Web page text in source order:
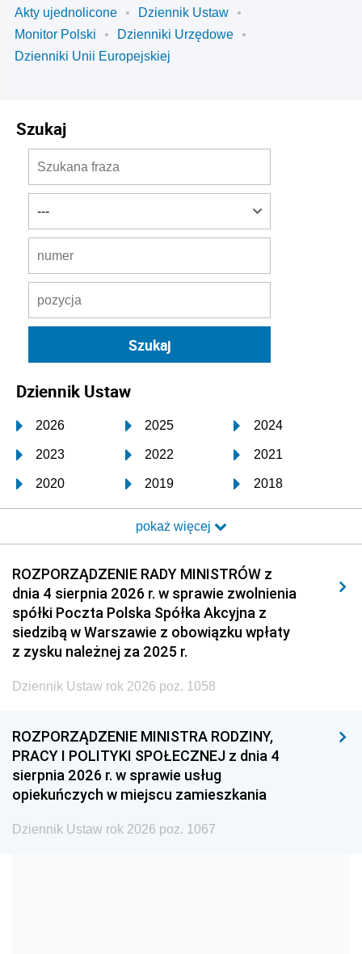
Akty ujednolicone
Dziennik Ustaw
Monitor Polski
Dzienniki Urzędowe
Dzienniki Unii Europejskiej
Szukaj
Dziennik Ustaw
2026 2025 2024
2023 2022 2021
2020 2019 2018
2017 2016 2015
2014 2013 2012
2011 2010 2009
2008 2007 2006
2005 2004 2003
2002 2001
1999 1998
1993 1992 1991
1990 1989
1987 1986 1985
1984 1983
pokaż więcej
ROZPORZĄDZENIE RADY MINISTRÓW z
dnia 4 sierpnia 2026 r. w sprawie zwolnienia
spółki Poczta Polska Spółka Akcyjna z
siedzibą w Warszawie z obowiązku wpłaty
z zysku należnej za 2025 r.
Dziennik Ustaw rok 2026 poz. 1058
ROZPORZĄDZENIE MINISTRA RODZINY,
PRACY I POLITYKI SPOŁECZNEJ z dnia 4
sierpnia 2026 r. w sprawie usług
opiekuńczych w miejscu zamieszkania
Dziennik Ustaw rok 2026 poz. 1067